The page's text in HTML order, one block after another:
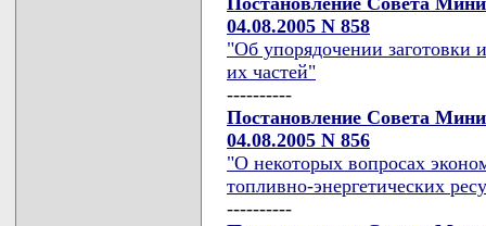
04.08.2005 N 858
"Об упорядочении заготовки
их частей"
----------
Постановление Совета
04.08.2005 N 856
"О некоторых вопросах
топливно-энергетических
----------